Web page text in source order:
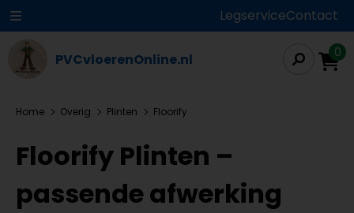
LegserviceContact
PVCvloerenOnline.nl 0
Home Overig Plinten Floorify
Floorify Plinten –
passende afwerking